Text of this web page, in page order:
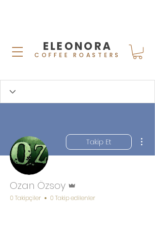
ELEONORA
COFFEE ROASTERS
Takip Et
Ozan Özsoy
0 Takipçiler 0 Takip edilenler